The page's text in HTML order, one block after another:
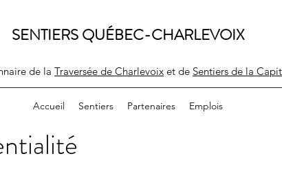
SENTIERS QUÉBEC-CHARLEVOIX
de la Traversée de Charlevoix et de Sentiers de la
Accueil Sentiers Partenaires Emplois